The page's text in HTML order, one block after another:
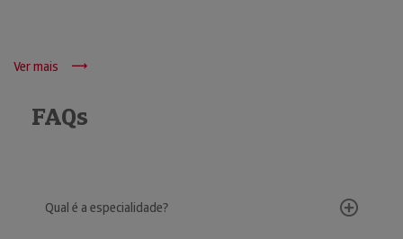
Ver mais
FAQs
Qual é a especialidade?